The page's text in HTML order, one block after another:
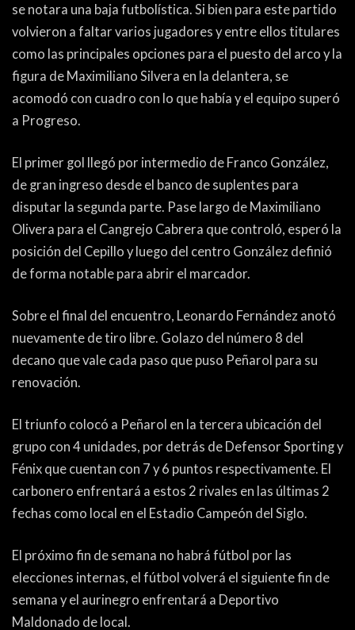
se notara una baja futbolística. Si bien para este partido
volvieron a faltar varios jugadores y entre ellos titulares
como las principales opciones para el puesto del arco y la
figura de Maximiliano Silvera en la delantera, se
acomodó con cuadro con lo que había y el equipo superó
a Progreso.
El primer gol llegó por intermedio de Franco González,
de gran ingreso desde el banco de suplentes para
disputar la segunda parte. Pase largo de Maximiliano
Olivera para el Cangrejo Cabrera que controló, esperó la
posición del Cepillo y luego del centro González definió
de forma notable para abrir el marcador.
Sobre el final del encuentro, Leonardo Fernández anotó
nuevamente de tiro libre. Golazo del número 8 del
decano que vale cada paso que puso Peñarol para su
renovación.
El triunfo colocó a Peñarol en la tercera ubicación del
grupo con 4 unidades, por detrás de Defensor Sporting y
Fénix que cuentan con 7 y 6 puntos respectivamente. El
carbonero enfrentará a estos 2 rivales en las últimas 2
fechas como local en el Estadio Campeón del Siglo.
El próximo fin de semana no habrá fútbol por las
elecciones internas, el fútbol volverá el siguiente fin de
semana y el aurinegro enfrentará a Deportivo
Maldonado de local.